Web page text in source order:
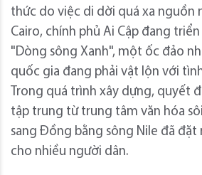
thức do việc di dời quá xa nguồn
Cairo, chính phủ Ai Cập đang
"Dòng sông Xanh", một ốc đảo
quốc gia đang phải vật lộn với
Trong quá trình xây dựng, quyết
tập trung từ trung tâm văn hóa
sang Đồng bằng sông Nile đã đặt
cho nhiều người dân.